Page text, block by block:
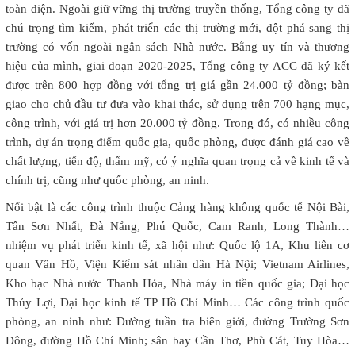
toàn diện. Ngoài giữ vững thị trường truyền thống, Tổng công ty đã
chú trọng tìm kiếm, phát triển các thị trường mới, đột phá sang thị
trường có vốn ngoài ngân sách Nhà nước. Bằng uy tín và thương
hiệu của mình, giai đoạn 2020-2025, Tổng công ty ACC đã ký kết
được trên 800 hợp đồng với tổng trị giá gần 24.000 tỷ đồng; bàn
giao cho chủ đầu tư đưa vào khai thác, sử dụng trên 700 hạng mục,
công trình, với giá trị hơn 20.000 tỷ đồng. Trong đó, có nhiều công
trình, dự án trọng điểm quốc gia, quốc phòng, được đánh giá cao về
chất lượng, tiến độ, thẩm mỹ, có ý nghĩa quan trọng cả về kinh tế và
chính trị, cũng như quốc phòng, an ninh.
Nổi bật là các công trình thuộc Cảng hàng không quốc tế Nội Bài,
Tân Sơn Nhất, Đà Nẵng, Phú Quốc, Cam Ranh, Long Thành…
nhiệm vụ phát triển kinh tế, xã hội như: Quốc lộ 1A, Khu liên cơ
quan Vân Hồ, Viện Kiểm sát nhân dân Hà Nội; Vietnam Airlines,
Kho bạc Nhà nước Thanh Hóa, Nhà máy in tiền quốc gia; Đại học
Thủy Lợi, Đại học kinh tế TP Hồ Chí Minh… Các công trình quốc
phòng, an ninh như: Đường tuần tra biên giới, đường Trường Sơn
Đông, đường Hồ Chí Minh; sân bay Cần Thơ, Phù Cát, Tuy Hòa…